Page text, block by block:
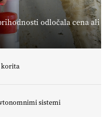
odločala cena ali
korita
sistemi